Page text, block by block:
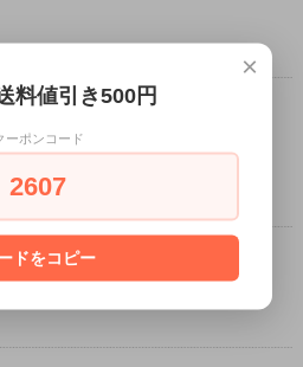
」と改称 通信販売事業開
人化）
×
料値引き500円
ーポンコード
2607
ドをコピー